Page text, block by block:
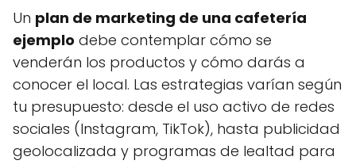
Un plan de marketing de una cafetería
ejemplo debe contemplar cómo se
venderán los productos y cómo darás a
conocer el local. Las estrategias varían según
tu presupuesto: desde el uso activo de redes
sociales (Instagram, TikTok), hasta publicidad
geolocalizada y programas de lealtad para